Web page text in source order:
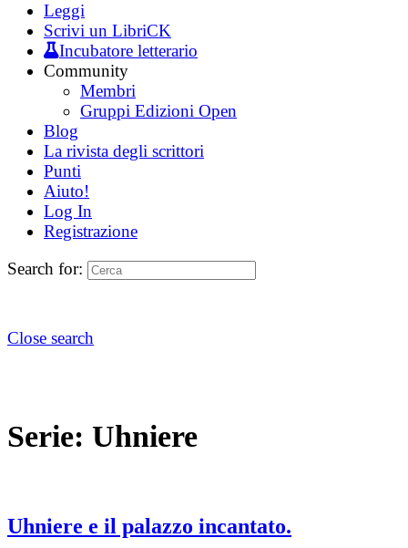
Leggi
Scrivi un LibriCK
Incubatore letterario
Community
Membri
Gruppi Edizioni Open
Blog
La rivista degli scrittori
Punti
Aiuto!
Log In
Registrazione
Search for:
Close search
Serie: Uhniere
Uhniere e il palazzo incantato.